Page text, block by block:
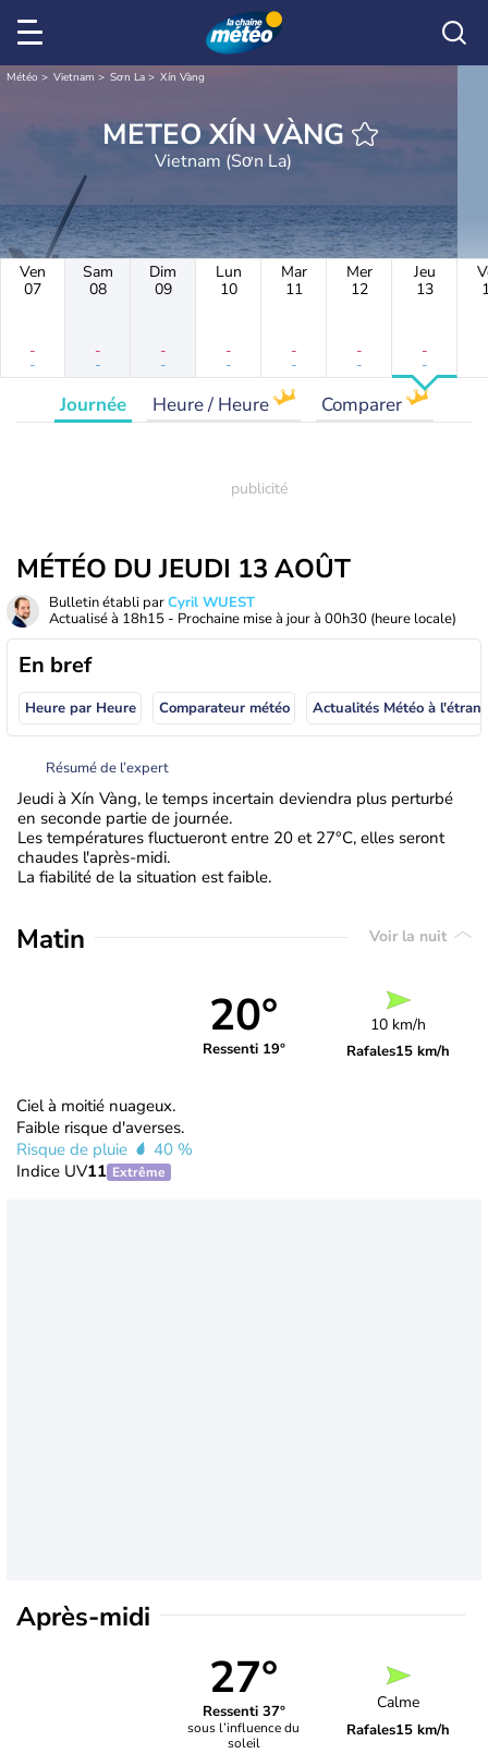
Météo Vietnam Sơn La Xín Vàng
METEO XÍN VÀNG
Vietnam (Sơn La)
Ven
07
-
-
Sam
08
-
-
Dim
09
-
-
Lun
10
-
-
Mar
11
-
-
Mer
12
-
-
Jeu
13
-
-
Journée Heure / Heure Comparer
MÉTÉO DU JEUDI 13 AOÛT
Bulletin établi parCyril WUEST
Actualisé à 18h15 - Prochaine mise à jour à 00h30 (heure locale)
En bref
Heure par Heure Comparateur météo
Résumé de l’expert
Jeudi à Xín Vàng, le temps incertain deviendra plus perturbé
en seconde partie de journée.
Les températures fluctueront entre 20 et 27°C, elles seront
chaudes l'après-midi.
La fiabilité de la situation est faible.
Matin Voir la nuit
20°
Ressenti 19°
10 km/h
Rafales15 km/h
Ciel à moitié nuageux.
Faible risque d'averses.
Risque de pluie
40 %
Indice UV11 Extrême
Après-midi
27°
Ressenti 37°
sous l’influence du
soleil
Calme
Rafales15 km/h